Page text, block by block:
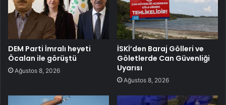
DEM Parti İmralı heyeti
Öcalan ile görüştü
Ağustos 8, 2026
İSKİ’den Baraj Gölleri ve
Göletlerde Can Güvenliği
Uyarısı
Ağustos 8, 2026